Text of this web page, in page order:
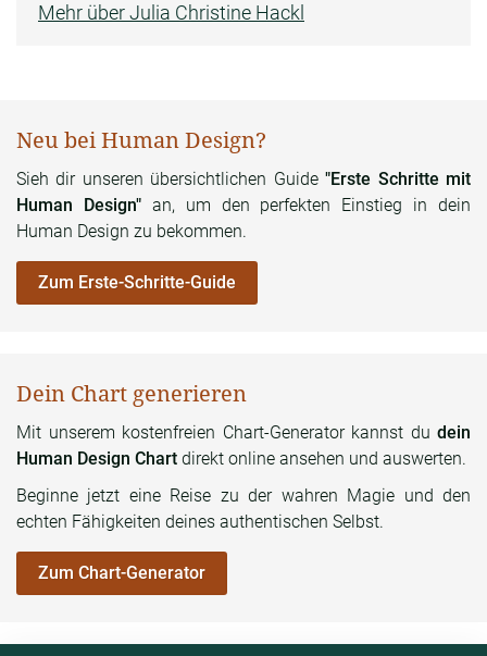
Mehr über Julia Christine Hackl
Neu bei Human Design?
Sieh dir unseren übersichtlichen Guide"Erste Schritte mit
Human Design"an, um den perfekten Einstieg in dein
Human Design zu bekommen.
Zum Erste-Schritte-Guide
Dein Chart generieren
Mit unserem kostenfreien Chart-Generator kannst du dein
Human Design Chart direkt online ansehen und auswerten.
Beginne jetzt eine Reise zu der wahren Magie und den
echten Fähigkeiten deines authentischen Selbst.
Zum Chart-Generator